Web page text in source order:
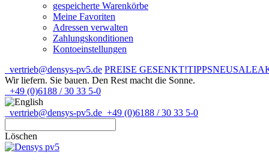
gespeicherte Warenkörbe
Meine Favoriten
Adressen verwalten
Zahlungskonditionen
Kontoeinstellungen
vertrieb@densys-pv5.de PREISE GESENKT!TIPPSNEUSALE
Wir liefern. Sie bauen. Den Rest macht die Sonne.
+49 (0)6188 / 30 33 5-0
vertrieb@densys-pv5.de +49 (0)6188 / 30 33 5-0
Löschen